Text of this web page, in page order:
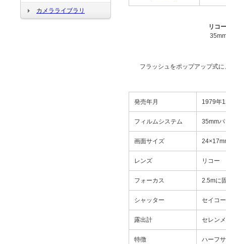
リコ
フラッシュをポップアップ式に
発売年月 1979年
フィルムシステム 35mm
画面サイズ
レンズ リコ
フォーカス 2.5mに
シャッター セイコ
露出計 セレン
特徴 ハーフ
カメラライブラリ